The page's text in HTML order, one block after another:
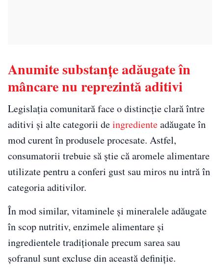
Anumite substanțe adăugate în
mâncare nu reprezintă aditivi
Legislația comunitară face o distincție clară între
aditivi și alte categorii deingredienteadăugate în
mod curent în produsele procesate. Astfel,
consumatorii trebuie să știe că aromele alimentare
utilizate pentru a conferi gust sau miros nu intră în
categoria aditivilor.
În mod similar, vitaminele și mineralele adăugate
în scop nutritiv, enzimele alimentare și
ingredientele tradiționale precum sarea sau
șofranul sunt excluse din această definiție.